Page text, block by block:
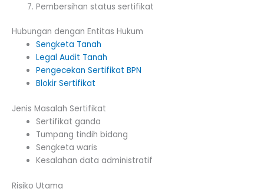
Pembersihan status sertifikat
Hubungan dengan Entitas Hukum
Sengketa Tanah
Legal Audit Tanah
Pengecekan Sertifikat BPN
Blokir Sertifikat
Jenis Masalah Sertifikat
Sertifikat ganda
Tumpang tindih bidang
Sengketa waris
Kesalahan data administratif
Risiko Utama